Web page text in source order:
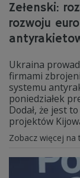
Zełenski:
rozwoju
Ukraina
firmami
systemu
poniedziałek
Dodał, że jest
projektów
Zobacz więcej na